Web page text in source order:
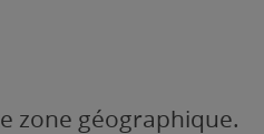
zone géographique.